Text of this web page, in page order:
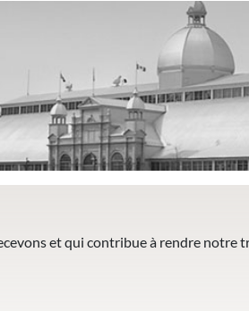
et qui contribue à rendre notre